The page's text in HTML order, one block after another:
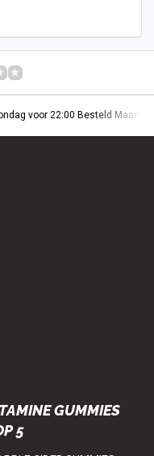
voor 22:00 Besteld
GUMMIES
5